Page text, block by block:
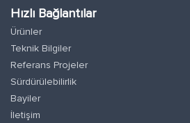
Hızlı Bağlantılar
Ürünler
Teknik Bilgiler
Referans Projeler
Sürdürülebilirlik
Bayiler
İletişim